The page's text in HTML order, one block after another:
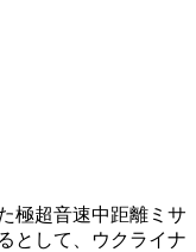
極超音速中距離ミサ
として、ウクライナ